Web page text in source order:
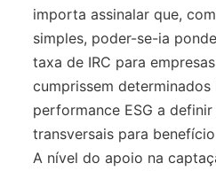
importa assinalar que,
simples, poder-se-ia
taxa de IRC para
cumprissem
performance ESG a
transversais para
A nível do apoio na